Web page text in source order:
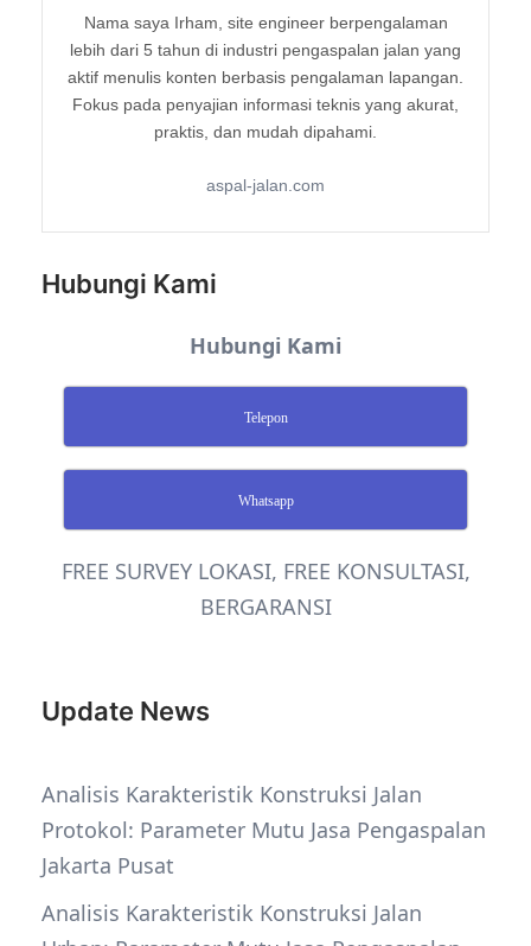
Nama saya Irham, site engineer berpengalaman
lebih dari 5 tahun di industri pengaspalan jalan yang
aktif menulis konten berbasis pengalaman lapangan.
Fokus pada penyajian informasi teknis yang akurat,
praktis, dan mudah dipahami.
aspal-jalan.com
Hubungi Kami
Hubungi Kami
Telepon
Whatsapp
FREE SURVEY LOKASI, FREE KONSULTASI,
BERGARANSI
Update News
Analisis Karakteristik Konstruksi Jalan
Protokol: Parameter Mutu Jasa Pengaspalan
Jakarta Pusat
Analisis Karakteristik Konstruksi Jalan